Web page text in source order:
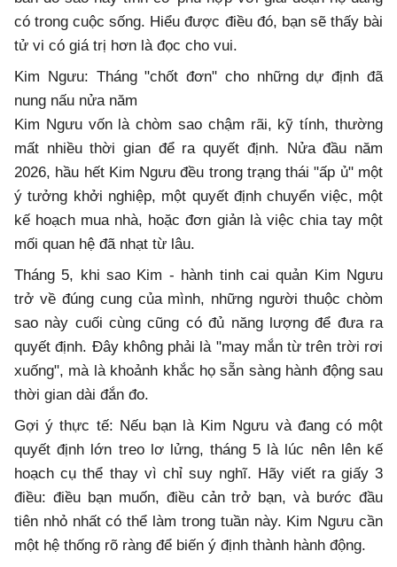
có trong cuộc sống. Hiểu được điều đó, bạn sẽ thấy bài
tử vi có giá trị hơn là đọc cho vui.
Kim Ngưu: Tháng "chốt đơn" cho những dự định đã
nung nấu nửa năm
Kim Ngưu vốn là chòm sao chậm rãi, kỹ tính, thường
mất nhiều thời gian để ra quyết định. Nửa đầu năm
2026, hầu hết Kim Ngưu đều trong trạng thái "ấp ủ" một
ý tưởng khởi nghiệp, một quyết định chuyển việc, một
kế hoạch mua nhà, hoặc đơn giản là việc chia tay một
mối quan hệ đã nhạt từ lâu.
Tháng 5, khi sao Kim - hành tinh cai quản Kim Ngưu
trở về đúng cung của mình, những người thuộc chòm
sao này cuối cùng cũng có đủ năng lượng để đưa ra
quyết định. Đây không phải là "may mắn từ trên trời rơi
xuống", mà là khoảnh khắc họ sẵn sàng hành động sau
thời gian dài đắn đo.
Gợi ý thực tế: Nếu bạn là Kim Ngưu và đang có một
quyết định lớn treo lơ lửng, tháng 5 là lúc nên lên kế
hoạch cụ thể thay vì chỉ suy nghĩ. Hãy viết ra giấy 3
điều: điều bạn muốn, điều cản trở bạn, và bước đầu
tiên nhỏ nhất có thể làm trong tuần này. Kim Ngưu cần
một hệ thống rõ ràng để biến ý định thành hành động.